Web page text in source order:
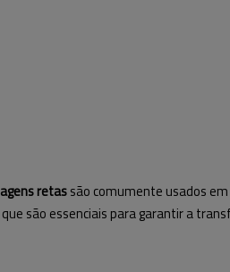
retassão comumente usados
são essenciais para garantir a